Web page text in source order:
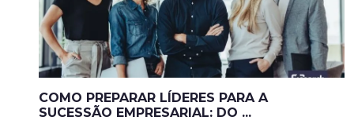
COMO PREPARAR LÍDERES PARA A
SUCESSÃO EMPRESARIAL: DO ...